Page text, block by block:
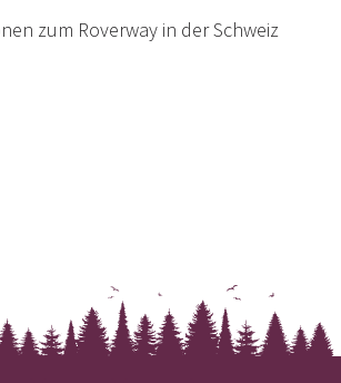
zum Roverway in der Schweiz